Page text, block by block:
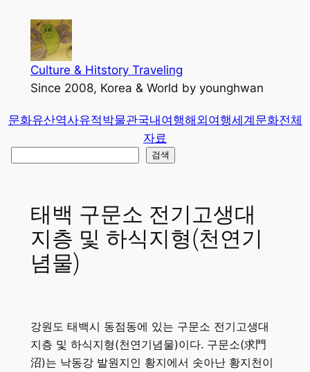
가
Culture & Hitstory Traveling
Since 2008, Korea & World by younghwan
문화유산역사유적박물관국내여행해외여행세계문화전체
자료
검색
태백 구문소 전기고생대
지층 및 하식지형(천연기
념물)
강원도 태백시 동점동에 있는 구문소 전기고생대
지층 및 하식지형(천연기념물)이다. 구문소(求門
沼)는 낙동강 발원지인 황지에서 솟아난 황지천이